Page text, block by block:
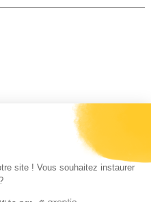
site ! Vous souhaitez instaurer
générales de vente
Plan du site